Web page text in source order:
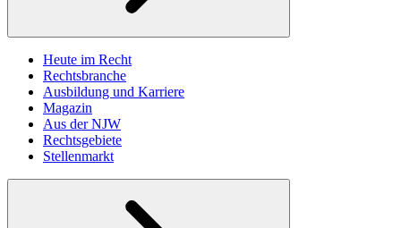
Heute im Recht
Rechtsbranche
Ausbildung und Karriere
Magazin
Aus der NJW
Rechtsgebiete
Stellenmarkt